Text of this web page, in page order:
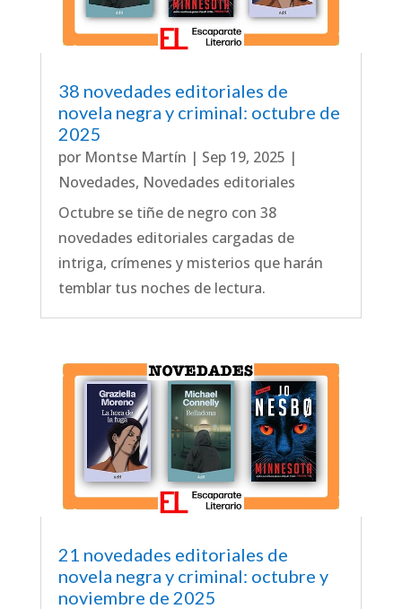
38 novedades editoriales de
novela negra y criminal: octubre de
2025
por Montse Martín | Sep 19, 2025 |
Novedades, Novedades editoriales
Octubre se tiñe de negro con 38
novedades editoriales cargadas de
intriga, crímenes y misterios que harán
temblar tus noches de lectura.
21 novedades editoriales de
novela negra y criminal: octubre y
noviembre de 2025